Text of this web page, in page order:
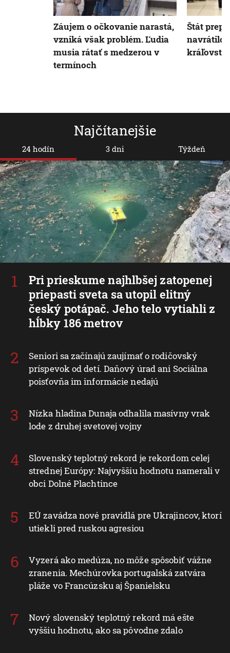
Najčítanejšie
24 hodín
Pri prieskume najhlbšej zatopenej
priepasti sveta sa utopil elitný
český potápač. Jeho telo vytiahli z
hĺbky 186 metrov
Seniori sa začínajú zaujímať o rodičovský
príspevok od detí. Daňový úrad ani Sociálna
poisťovňa im informácie nedajú
Nízka hladina Dunaja odhalila masívny vrak
lode z druhej svetovej vojny
Slovenský teplotný rekord je rekordom celej
strednej Európy: Najvyššiu hodnotu namerali v
obci Dolné Plachtince
EÚ zavádza nové pravidlá pre Ukrajincov, ktorí
utiekli pred ruskou agresiou
Vyzerá ako medúza, no môže spôsobiť vážne
zranenia. Mechúrovka portugalská zatvára
pláže vo Francúzsku aj Španielsku
Nový slovenský teplotný rekord má ešte
vyššiu hodnotu, ako sa pôvodne zdalo
3 dni Týždeň
Záujem o očkovanie narastá,
vzniká však problém. Ľudia
musia rátať s medzerou v
termínoch
Štát